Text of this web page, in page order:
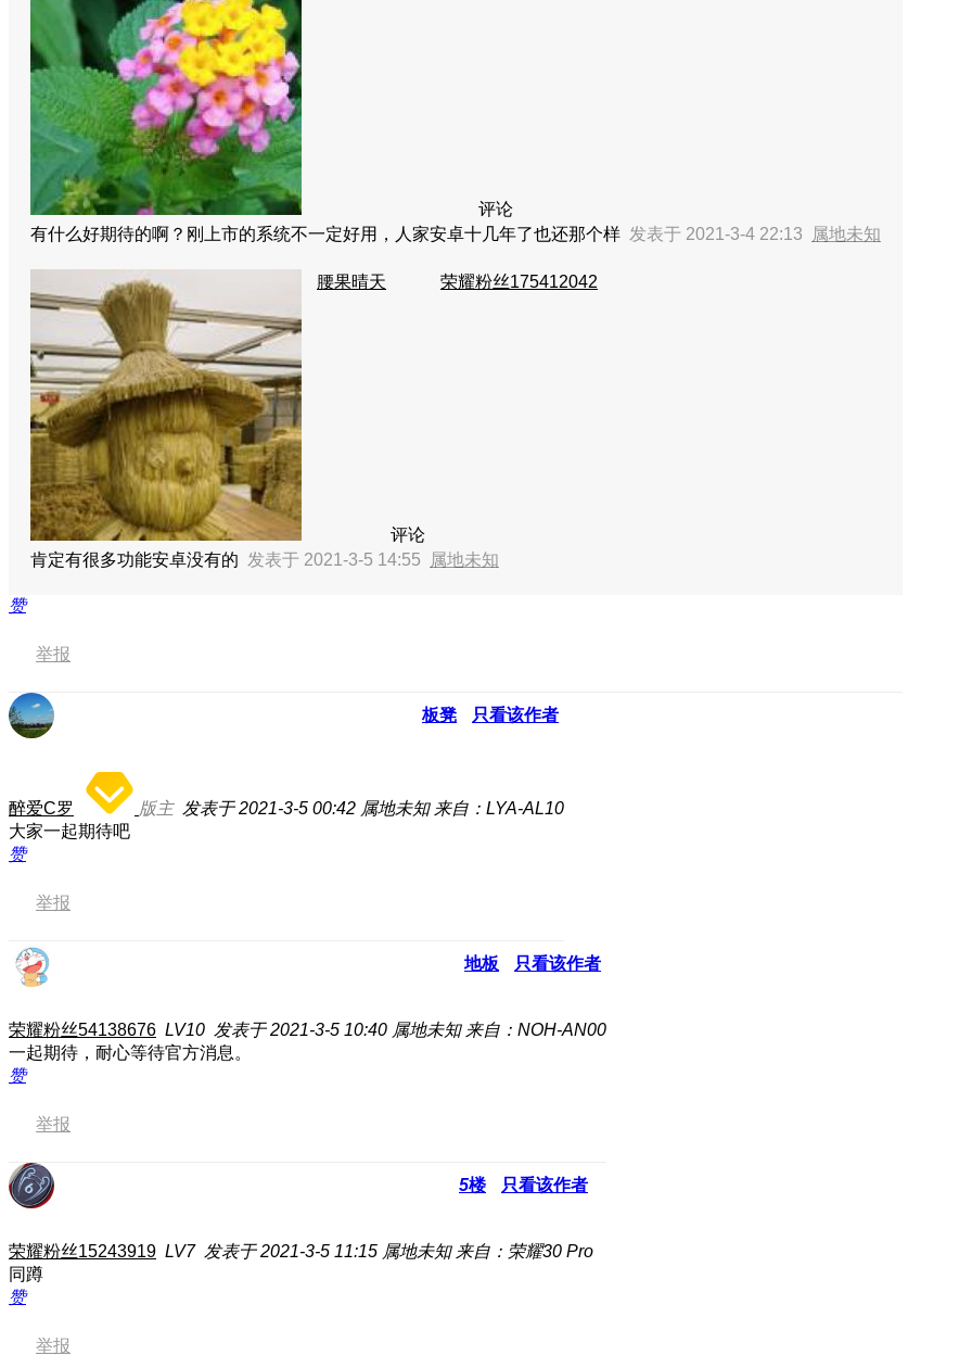
评论
有什么好期待的啊？刚上市的系统不一定好用，人家安卓十几年了也还那个样 发表于 2021-3-4 22:13 属地未知
腰果晴天
评论
荣耀粉丝175412042
肯定有很多功能安卓没有的 发表于 2021-3-5 14:55 属地未知
赞
举报
板凳 只看该作者
醉爱C罗 版主 发表于 2021-3-5 00:42 属地未知 来自：LYA-AL10
大家一起期待吧
赞
举报
地板 只看该作者
荣耀粉丝54138676 LV10 发表于 2021-3-5 10:40 属地未知 来自：NOH-AN00
一起期待，耐心等待官方消息。
赞
举报
5楼 只看该作者
荣耀粉丝15243919 LV7 发表于 2021-3-5 11:15 属地未知 来自：荣耀30 Pro
同蹲
赞
举报